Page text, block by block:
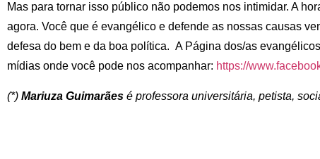
Mas para tornar isso público não podemos nos intimidar. A
agora. Você que é evangélico e defende as nossas causas
defesa do bem e da boa política. A Página dos/as
mídias onde você pode nos acompanhar: https://
(*) Mariuza Guimarães é professora universitária, petista,